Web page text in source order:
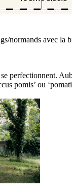
normands avec la
perfectionnent.
pomis’ ou